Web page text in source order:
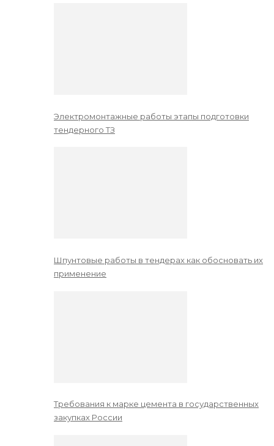
Электромонтажные работы этапы подготовки
тендерного ТЗ
Шпунтовые работы в тендерах как обосновать их
применение
Требования к марке цемента в государственных
закупках России